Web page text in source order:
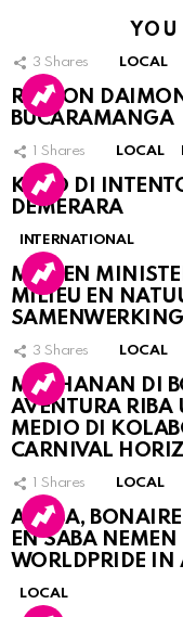
3 Shares LOCAL
RINCON
BUCARAMANGA
Shares LOCAL
KASO DI
DEMERARA
INTERNATIONAL
MDC EN
MILIEU EN
3 Shares LOCAL
MUCHANAN DI
AVENTURA RIBA
MEDIO DI
CARNIVAL
Shares LOCAL
ARUBA,
EN SABA NEMEN
WORLDPRIDE IN
LOCAL